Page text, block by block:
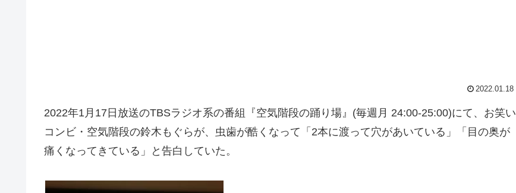
2022.01.18
2022年1月17日放送のTBSラジオ系の番組『空気階段の踊り場』(毎週月 24:00-25:00)にて、お笑い
コンビ・空気階段の鈴木もぐらが、虫歯が酷くなって「2本に渡って穴があいている」「目の奥が
痛くなってきている」と告白していた。